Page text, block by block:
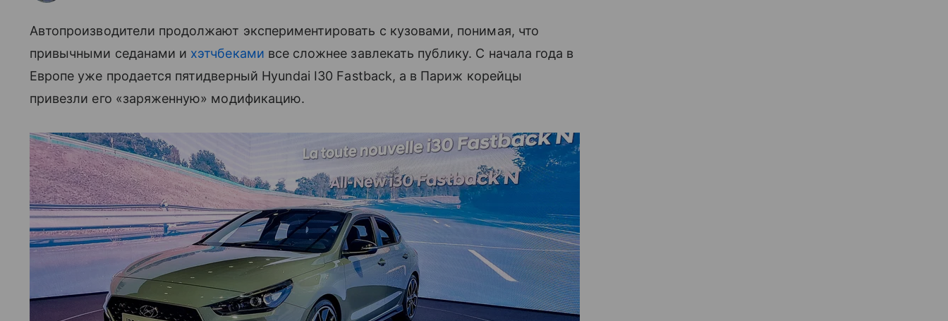
Автопроизводители продолжают экспериментировать с кузовами, понимая, что
привычными седанами и хэтчбеками все сложнее завлекать публику. С начала года в
Европе уже продается пятидверный Hyundai I30 Fastback, а в Париж корейцы
привезли его «заряженную» модификацию.